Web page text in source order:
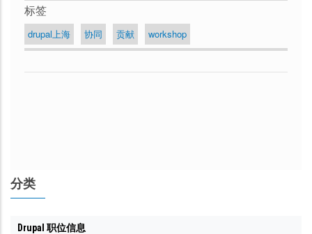
标签
drupal上海 协同 贡献 workshop
分类
Drupal 职位信息